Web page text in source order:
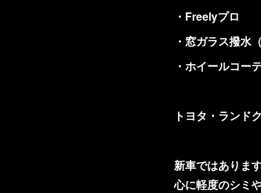
・Freelyプロ
・窓ガラス撥水
・ホイールコー
トヨタ・ランド
新車ではありま
心に軽度のシミ